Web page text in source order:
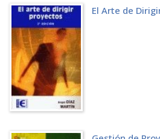
8.4 USO DEL FORMULARIO DE TAREAS
CAPÍTULO 9. GESTIÓN DE LOS RECURSOS
9.1 ASIGNACIÓN DE RECURSOS
9.2 ASIGNACIÓN DE VARIOS RECURSOS
9.3 INTRODUCCIÓN DE DETALLES DE
9.4 MANEJO DE LOS COSTES DE RECURSOS
9.5 APLICACIÓN DE TASAS VARIABLES A
9.6 ASIGNACIÓN DE TABLAS DE TASAS DE
9.7 CREACIÓN DE UNA NUEVA TABLA DE
9.8 INTRODUCCIÓN DE UNA NOTA DE
El Arte de